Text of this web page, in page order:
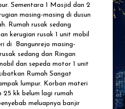
Sementara 1 Masjid dan 2
masing-masing di dusun
Rumah rusak sedang
kerugian rusak 1 unit mobil
di Bangunrejo masing-
sedang dan Ringan
dan sepeda motor 1 unit
Rumah Sangat
lumpur. Korban materi
kk belum lagi rumah
meluapnya banjir